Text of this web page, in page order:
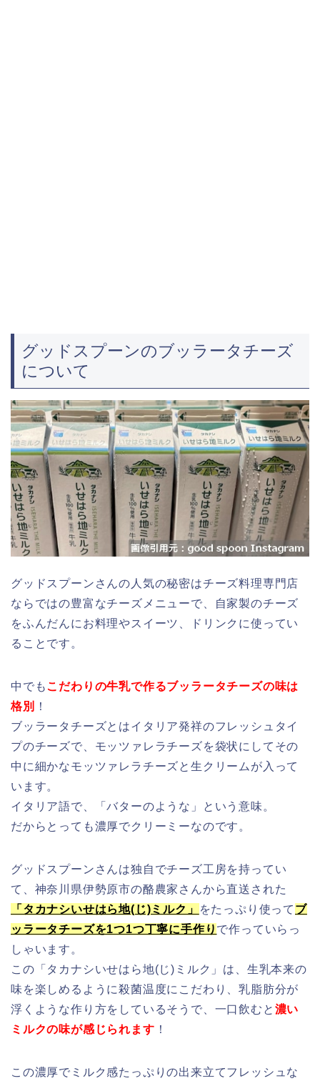
グッドスプーンのブッラータチーズ
について
グッドスプーンさんの人気の秘密はチーズ料理専門店
ならではの豊富なチーズメニューで、自家製のチーズ
をふんだんにお料理やスイーツ、ドリンクに使ってい
ることです。
中でも こだわりの牛乳で作るブッラータチーズの味は
格別
！
ブッラータチーズとはイタリア発祥のフレッシュタイ
プのチーズで、 モッツァレラチーズを袋状にしてその
中に細かなモッツァレラチーズと生クリームが入って
います。
イタリア語で、「バターのような」という意味。
だからとっても濃厚でクリーミーなのです。
グッドスプーンさんは独自でチーズ工房を持ってい
て、神奈川県伊勢原市の酪農家さんから直送された
「タカナシいせはら地(じ)ミルク」
をたっぷり使って ブ
ッラータチーズを1つ1つ丁寧に手作り で作っていらっ
しゃいます。
この「タカナシいせはら地(じ)ミルク」は、生乳本来の
味を楽しめるように殺菌温度にこだわり、乳脂肪分が
浮くような作り方をしているそうで、一口飲むと 濃い
ミルクの味が感じられます ！
この濃厚でミルク感たっぷりの出来立てフレッシュな